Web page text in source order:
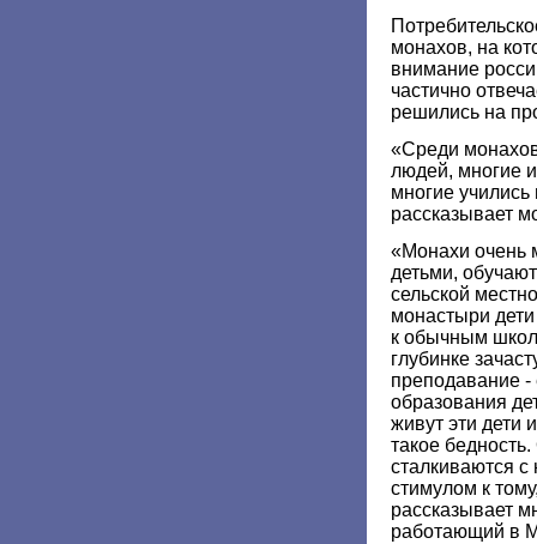
монахов, на
внимание
частично
решились на
«Среди
людей, многие
многие учились
рассказывает
«Монахи очень
детьми,
сельской
монастыри
к обычным
глубинке
преподавание -
образования
живут эти дети
такое
сталкиваются
стимулом к
рассказывает
работающий в